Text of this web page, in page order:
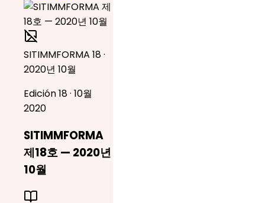
SITIMMFORMA 18 ·
2020년 10월
Edición 18 · 10월
2020
SITIMMFORMA
제18호 — 2020년
10월